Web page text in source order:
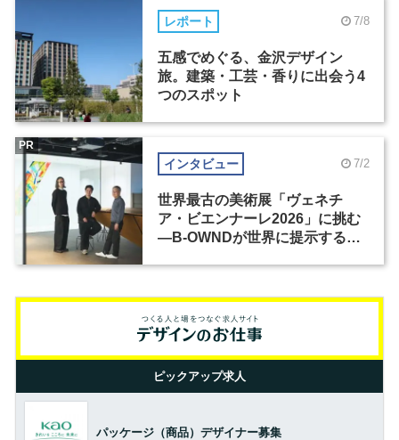
レポート 7/8
五感でめぐる、金沢デザイン
旅。建築・工芸・香りに出会う4
つのスポット
インタビュー 7/2
世界最古の美術展「ヴェネチ
ア・ビエンナーレ2026」に挑む
―B-OWNDが世界に提示する美
PR
ピックアップ求人
パッケージ（商品）デザイナー募集